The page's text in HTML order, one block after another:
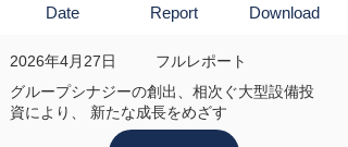
Date Report Download
2026年4月27日
フルレポート
グループシナジーの創出、相次ぐ大型設備投
資により、 新たな成長をめざす